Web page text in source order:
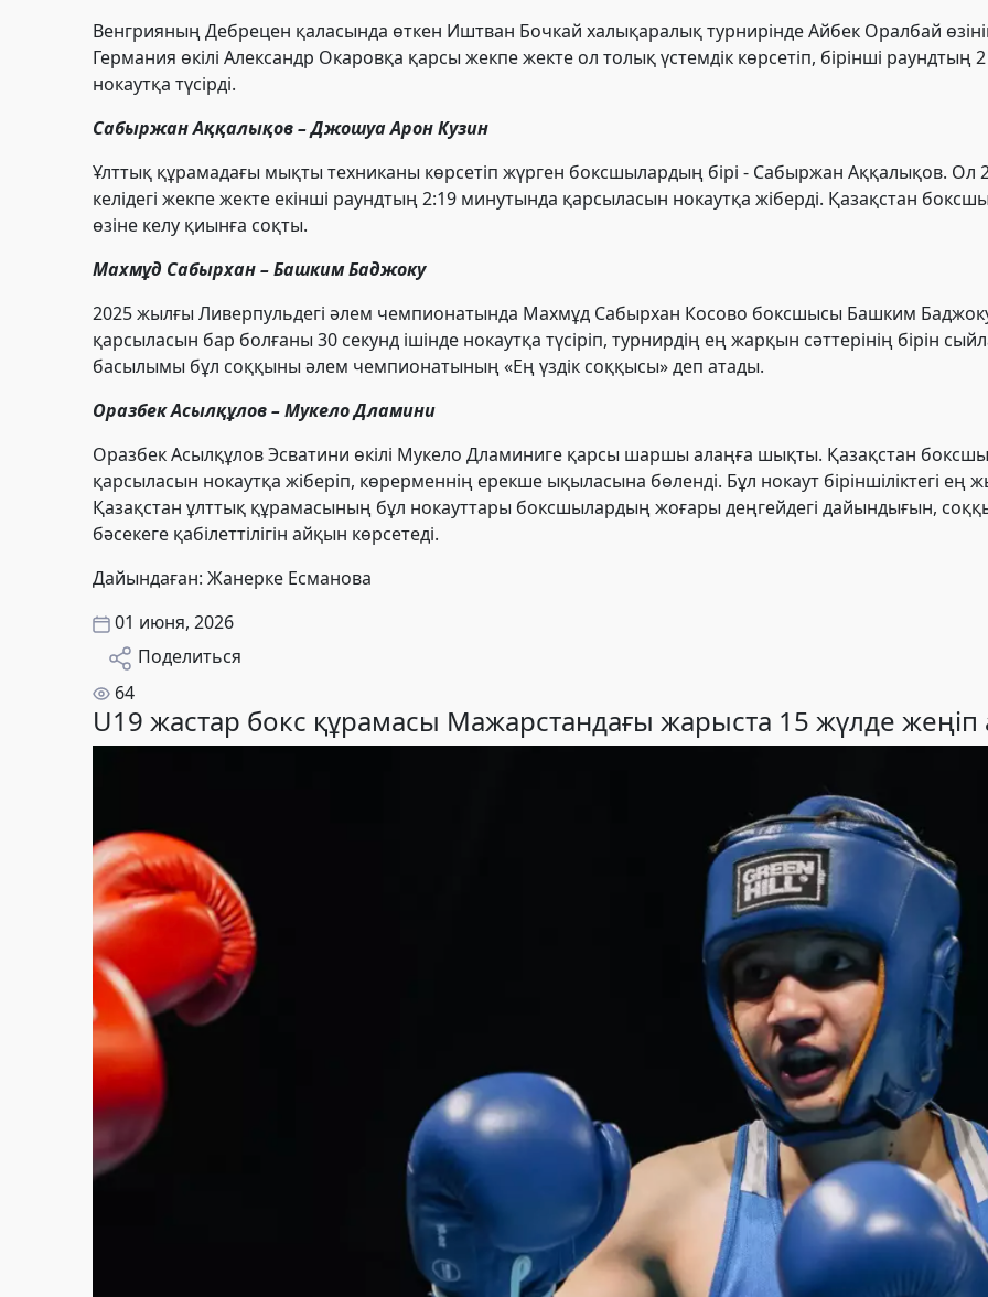
Венгрияның Дебрецен қаласында өткен Иштван Бочкай халықаралық турнирінде Айбек Оралбай
Германия өкілі Александр Окаровқа қарсы жекпе жекте ол толық үстемдік көрсетіп, бірінші раундтың
нокаутқа түсірді.
Сабыржан Аққалықов – Джошуа Арон Кузин
Ұлттық құрамадағы мықты техниканы көрсетіп жүрген боксшылардың бірі - Сабыржан Аққалықов.
келідегі жекпе жекте екінші раундтың 2:19 минутында қарсыласын нокаутқа жіберді. Қазақстан
өзіне келу қиынға соқты.
Махмұд Сабырхан – Башким Баджоку
2025 жылғы Ливерпульдегі әлем чемпионатында Махмұд Сабырхан Косово боксшысы Башким
қарсыласын бар болғаны 30 секунд ішінде нокаутқа түсіріп, турнирдің ең жарқын сәттерінің бірін
басылымы бұл соққыны әлем чемпионатының «Ең үздік соққысы» деп атады.
Оразбек Асылқұлов – Мукело Дламини
Оразбек Асылқұлов Эсватини өкілі Мукело Дламиниге қарсы шаршы алаңға шықты. Қазақстан
қарсыласын нокаутқа жіберіп, көрерменнің ерекше ықыласына бөленді. Бұл нокаут біріншіліктегі ең
Қазақстан ұлттық құрамасының бұл нокауттары боксшылардың жоғары деңгейдегі дайындығын,
бәсекеге қабілеттілігін айқын көрсетеді.
Дайындаған: Жанерке Есманова
01 июня, 2026
Поделиться
64
U19 жастар бокс құрамасы Мажарстандағы жарыста 15 жүлде